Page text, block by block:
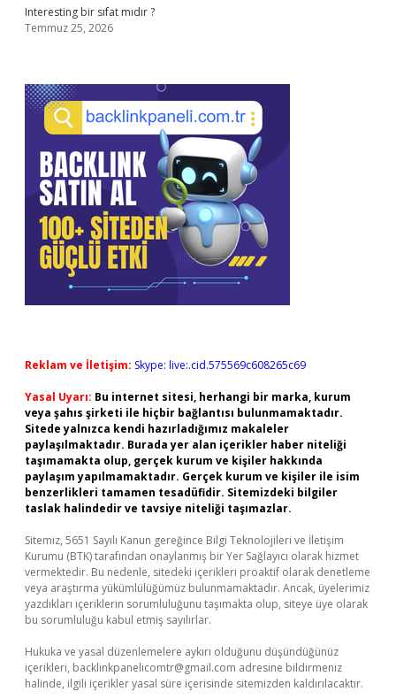
Interesting bir sıfat mıdır ?
Temmuz 25, 2026
Reklam ve İletişim: Skype: live:.cid.575569c608265c69
Yasal Uyarı: Bu internet sitesi, herhangi bir marka, kurum
veya şahıs şirketi ile hiçbir bağlantısı bulunmamaktadır.
Sitede yalnızca kendi hazırladığımız makaleler
paylaşılmaktadır. Burada yer alan içerikler haber niteliği
taşımamakta olup, gerçek kurum ve kişiler hakkında
paylaşım yapılmamaktadır. Gerçek kurum ve kişiler ile isim
benzerlikleri tamamen tesadüfidir. Sitemizdeki bilgiler
taslak halindedir ve tavsiye niteliği taşımazlar.
Sitemiz, 5651 Sayılı Kanun gereğince Bilgi Teknolojileri ve İletişim
Kurumu (BTK) tarafından onaylanmış bir Yer Sağlayıcı olarak hizmet
vermektedir. Bu nedenle, sitedeki içerikleri proaktif olarak denetleme
veya araştırma yükümlülüğümüz bulunmamaktadır. Ancak, üyelerimiz
yazdıkları içeriklerin sorumluluğunu taşımakta olup, siteye üye olarak
bu sorumluluğu kabul etmiş sayılırlar.
Hukuka ve yasal düzenlemelere aykırı olduğunu düşündüğünüz
içerikleri, backlinkpanelicomtr@gmail.com adresine bildirmeniz
halinde, ilgili içerikler yasal süre içerisinde sitemizden kaldırılacaktır.